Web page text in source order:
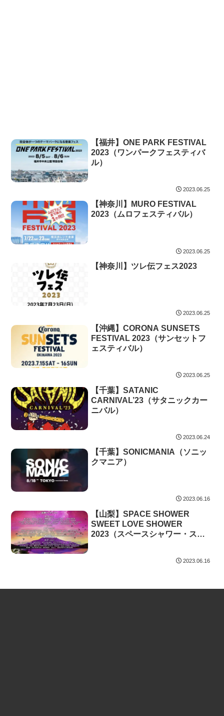
【福井】ONE PARK FESTIVAL
2023（ワンパークフェスティバ
ル）
2023.06.25
【神奈川】MURO FESTIVAL
2023（ムロフェスティバル）
2023.06.25
【神奈川】ツレ伝フェス2023
2023.06.25
【沖縄】CORONA SUNSETS
FESTIVAL 2023（サンセットフ
ェスティバル）
2023.06.25
【千葉】SATANIC
CARNIVAL’23（サタニックカー
ニバル）
2023.06.24
【千葉】SONICMANIA（ソニッ
クマニア）
2023.06.16
【山梨】SPACE SHOWER
SWEET LOVE SHOWER
2023（スペースシャワー・スイ
2023.06.16